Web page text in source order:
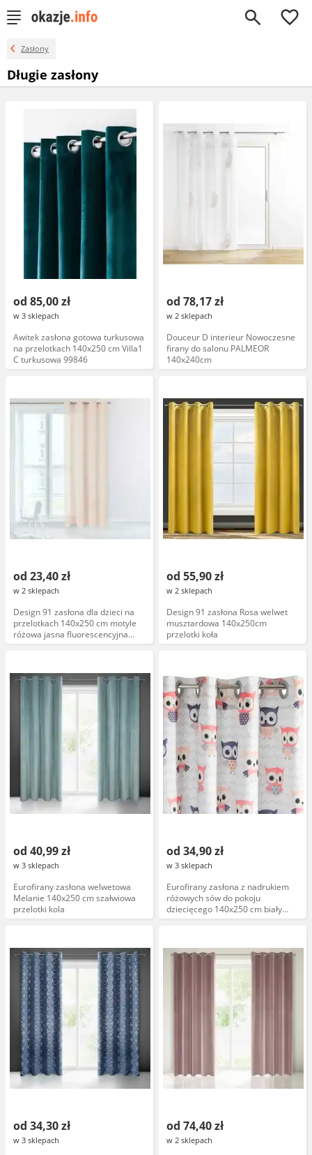
0
Zasłony
Długie zasłony
od 85,00 zł
w 3 sklepach
Awitek zasłona gotowa turkusowa
na przelotkach 140x250 cm Villa1
C turkusowa 99846
od 78,17 zł
w 2 sklepach
Douceur D interieur Nowoczesne
firany do salonu PALMEOR
140x240cm
od 23,40 zł
w 2 sklepach
Design 91 zasłona dla dzieci na
przelotkach 140x250 cm motyle
różowa jasna fluorescencyjna
świecąca w ciemności
od 55,90 zł
w 2 sklepach
Design 91 zasłona Rosa welwet
musztardowa 140x250cm
przelotki koła
od 40,99 zł
w 3 sklepach
Eurofirany zasłona welwetowa
Melanie 140x250 cm szałwiowa
przelotki kola
od 34,90 zł
w 3 sklepach
Eurofirany zasłona z nadrukiem
różowych sów do pokoju
dziecięcego 140x250 cm biały
różowy przelotki kola
od 34,30 zł
w 3 sklepach
od 74,40 zł
w 2 sklepach